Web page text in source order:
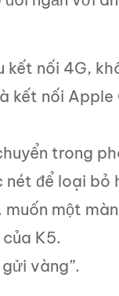
kết nối 4G,
kết nối Apple
trong
để loại bỏ
muốn một
K5.
vàng”.